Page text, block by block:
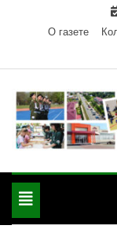
О газете
Toggle
navigation